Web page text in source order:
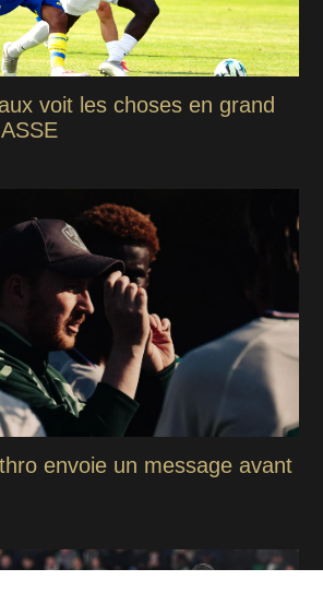
voit les choses en grand
envoie un message avant